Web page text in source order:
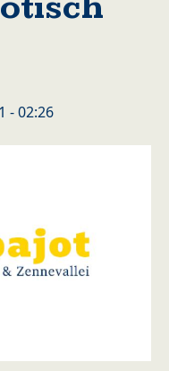
- 02:26